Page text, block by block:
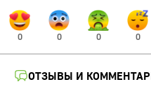
0 0 0 0
ОТЗЫВЫ И